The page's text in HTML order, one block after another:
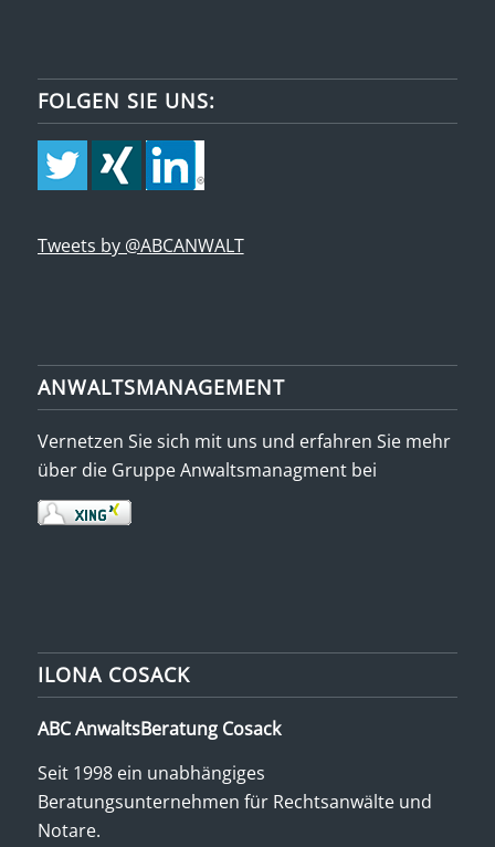
FOLGEN SIE UNS:
Tweets by @ABCANWALT
ANWALTSMANAGEMENT
Vernetzen Sie sich mit uns und erfahren Sie mehr
über die Gruppe Anwaltsmanagment bei
ILONA COSACK
ABC AnwaltsBeratung Cosack
Seit 1998 ein unabhängiges
Beratungsunternehmen für Rechtsanwälte und
Notare.